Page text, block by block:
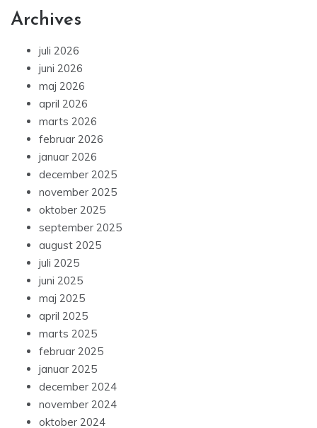
Archives
juli 2026
juni 2026
maj 2026
april 2026
marts 2026
februar 2026
januar 2026
december 2025
november 2025
oktober 2025
september 2025
august 2025
juli 2025
juni 2025
maj 2025
april 2025
marts 2025
februar 2025
januar 2025
december 2024
november 2024
oktober 2024